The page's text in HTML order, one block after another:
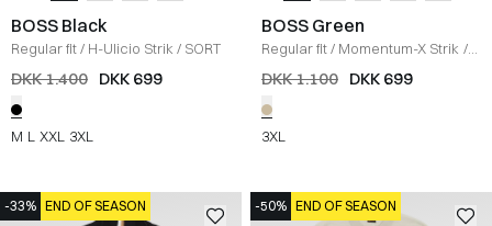
BOSS Black
Regular fit/ H-Ulicio Strik / SORT
DKK 1.400 DKK 699
M L XXL 3XL
BOSS Green
Regular fit/ Momentum-X Strik /
SAND
DKK 1.100 DKK 699
3XL
-33% END OF SEASON -50% END OF SEASON